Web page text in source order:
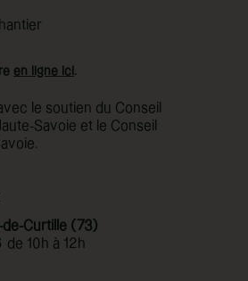
en ligne ici .
le soutien du Conseil
Savoie et le Conseil
de-Curtille (73)
de 10h à 12h